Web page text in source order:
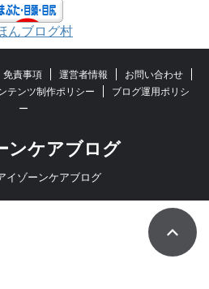
んブログ村
免責事項 運営者情報
お問い合わせ
テンツ制作ポリシー
ブログ運用ポリシ
ー
ンケアブログ
ゾーンケアブログ